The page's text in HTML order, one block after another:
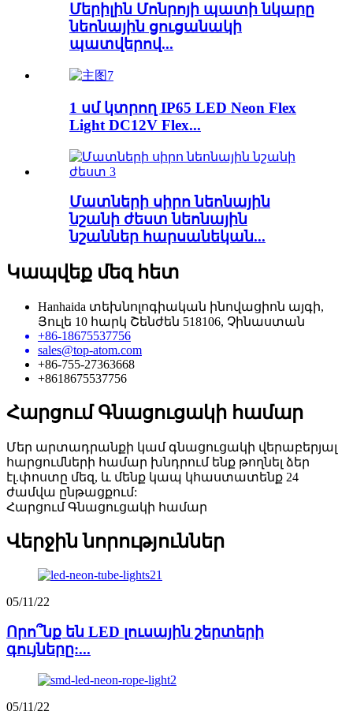
Մերիլին Մոնրոյի պատի նկարը
նեոնային ցուցանակի
պատվերով...
1 սմ կտրող IP65 LED Neon Flex
Light DC12V Flex...
Մատների սիրո նեոնային
նշանի ժեստ նեոնային
նշաններ հարսանեկան...
Կապվեք մեզ հետ
Hanhaida տեխնոլոգիական ինովացիոն այգի,
Յուլե 10 հարկ Շենժեն 518106, Չինաստան
+86-18675537756
sales@top-atom.com
+86-755-27363668
+8618675537756
Հարցում Գնացուցակի համար
Մեր արտադրանքի կամ գնացուցակի վերաբերյալ
հարցումների համար խնդրում ենք թողնել ձեր
էլ.փոստը մեզ, և մենք կապ կհաստատենք 24
ժամվա ընթացքում:
Հարցում Գնացուցակի համար
Վերջին նորություններ
05/11/22
Որո՞նք են LED լուսային շերտերի
գույները:...
05/11/22